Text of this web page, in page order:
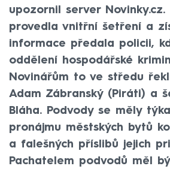
upozornil server
provedla vnitřní šetření a
informace předala policii,
oddělení hospodářské
Novinářům to ve středu
Adam Zábranský (Piráti) a
Bláha. Podvody se měly
pronájmu městských bytů
a falešných příslibů jejich
Pachatelem podvodů měl